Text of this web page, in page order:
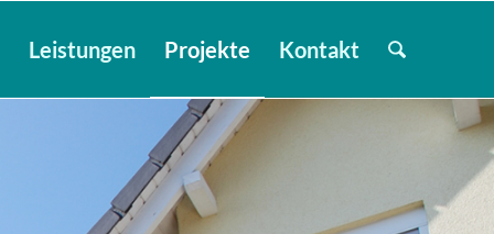
Leistungen Projekte Kontakt